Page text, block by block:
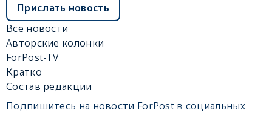
Прислать новость
Все новости
Авторские колонки
ForPost-TV
Кратко
Состав редакции
Подпишитесь на новости ForPost в социальных